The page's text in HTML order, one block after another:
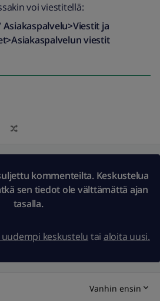
voi viestitellä:
Asiakaspalvelu>Viestit ja
viestit
kommenteilta. Keskustelua
sen tiedot ole välttämättä ajan
tasalla.
keskustelu tai aloita uusi.
Vanhin ensin